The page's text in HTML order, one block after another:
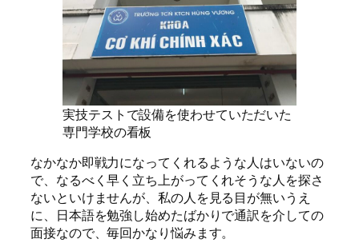
実技テストで設備を使わせていただいた
専門学校の看板
なかなか即戦力になってくれるような人はいないの
で、なるべく早く立ち上がってくれそうな人を探さ
ないといけませんが、私の人を見る目が無いうえ
に、日本語を勉強し始めたばかりで通訳を介しての
面接なので、毎回かなり悩みます。